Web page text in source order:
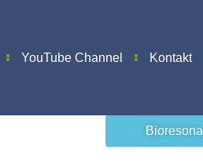
YouTube Channel Kontakt